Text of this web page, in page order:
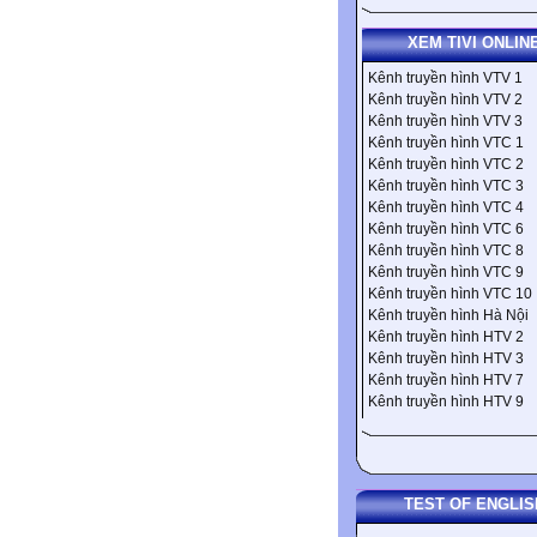
XEM TIVI
Kênh truyền hình VTV 1
Kênh truyền hình VTV 2
Kênh truyền hình VTV 3
Kênh truyền hình VTC 1
Kênh truyền hình VTC 2
Kênh truyền hình VTC 3
Kênh truyền hình VTC 4
Kênh truyền hình VTC 6
Kênh truyền hình VTC 8
Kênh truyền hình VTC 9
Kênh truyền hình VTC 10
Kênh truyền hình Hà Nội
Kênh truyền hình HTV 2
Kênh truyền hình HTV 3
Kênh truyền hình HTV 7
Kênh truyền hình HTV 9
TEST OF